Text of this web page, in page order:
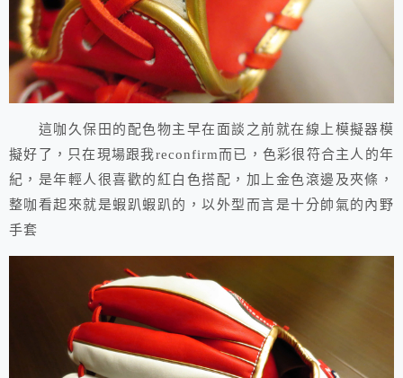
這咖久保田的配色物主早在面談之前就在線上模擬器模
擬好了，只在現場跟我reconfirm而已，色彩很符合主人的年
紀，是年輕人很喜歡的紅白色搭配，加上金色滾邊及夾條，
整咖看起來就是蝦趴蝦趴的，以外型而言是十分帥氣的內野
手套